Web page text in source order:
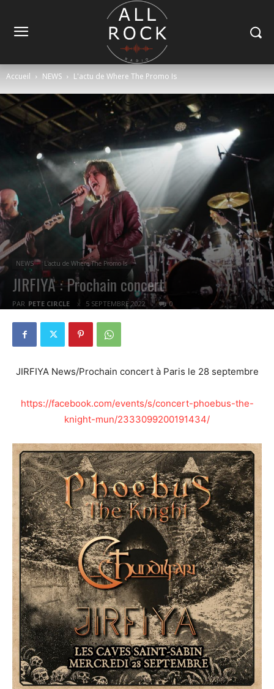
Accueil NEWS L'actu de Where The Promo Is
NEWS L'actu de Where The Promo Is
JIRFIYA : Prochain concert
PAR PETE CIRCLE 5 SEPTEMBRE 2022 0
JIRFIYA News/Prochain concert à Paris le 28 septembre
https://facebook.com/events/s/concert-phoebus-the-
knight-mun/2333099200191434/